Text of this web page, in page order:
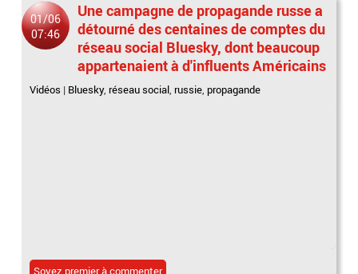
01/06
07:46
Une campagne de propagande russe a
détourné des centaines de comptes du
réseau social Bluesky, dont beaucoup
appartenaient à d'influents Américains
Vidéos | Bluesky, réseau social, russie, propagande
Soyez premier à commenter